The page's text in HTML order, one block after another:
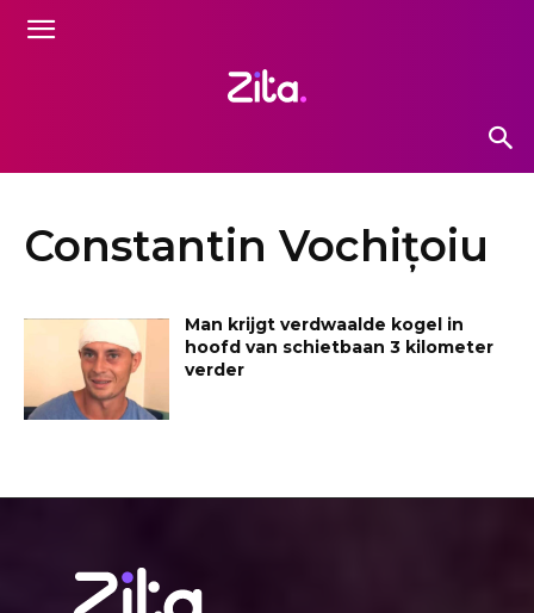
Constantin Vochițoiu
Man krijgt verdwaalde kogel in
hoofd van schietbaan 3 kilometer
verder